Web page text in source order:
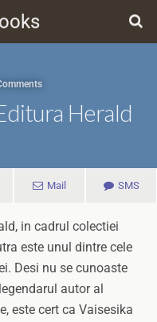
Herald
Mail SMS
in cadrul colectiei
este unul dintre cele
Desi nu se cunoaste
autor al
este cert ca Vaisesika